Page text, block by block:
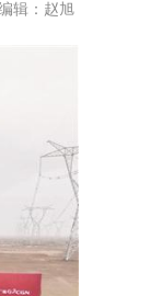
辑：赵旭